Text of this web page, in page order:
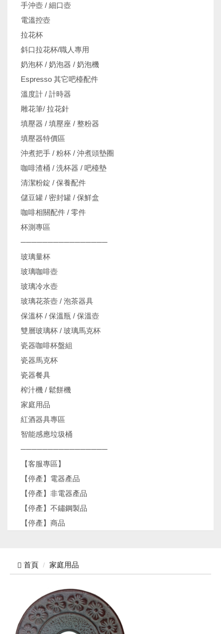
手沖壺 / 細口壺
電溫控壺
拉花杯
斜口拉花杯/職人專用
奶泡杯 / 奶泡器 / 奶泡機
Espresso 其它吧檯配件
溫度計 / 計時器
雕花筆/ 拉花針
填壓器 / 填壓座 / 整粉器
填壓器特價區
沖煮把手 / 粉杯 / 沖煮頭墊圈
咖啡渣桶 / 洗杯器 / 吧檯墊
清潔粉錠 / 保養配件
儲豆罐 / 密封罐 / 保鮮盒
咖啡相關配件 / 零件
杯測專區
────────────────
玻璃量杯
玻璃咖啡壺
玻璃冷水壺
玻璃花茶壺 / 泡茶器具
保溫杯 / 保溫瓶 / 保溫壺
雙層玻璃杯 / 玻璃馬克杯
瓷器咖啡杯盤組
瓷器馬克杯
瓷器餐具
榨汁機 / 鬆餅機
家庭用品
紅酒器具專區
智能感應垃圾桶
────────────────
【客服專區】
【停產】電器產品
【停產】非電器產品
【停產】不鏽鋼製品
【停產】商品
首頁 家庭用品